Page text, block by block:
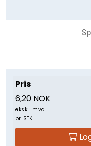
Pris
6,20 NOK
ekskl. mva.
pr. STK